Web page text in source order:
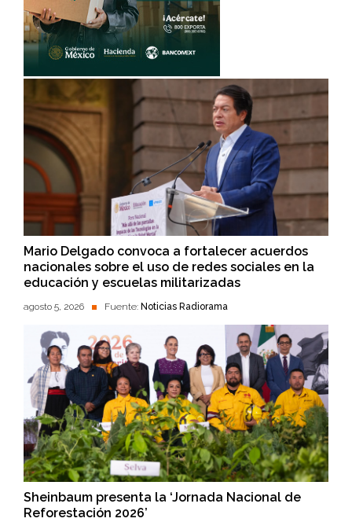
Mario Delgado convoca a fortalecer acuerdos
nacionales sobre el uso de redes sociales en la
educación y escuelas militarizadas
agosto 5, 2026 Fuente: Noticias Radiorama
Sheinbaum presenta la ‘Jornada Nacional de
Reforestación 2026’